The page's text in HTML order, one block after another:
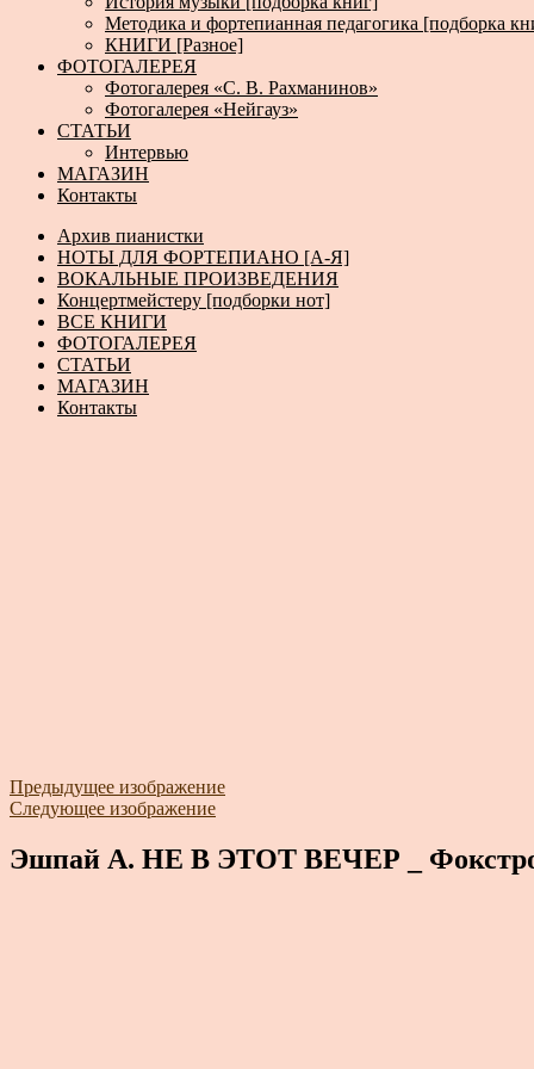
Методика и фортепианная педагогика [подборка
КНИГИ [Разное]
ФОТОГАЛЕРЕЯ
Фотогалерея «С. В. Рахманинов»
Фотогалерея «Нейгауз»
СТАТЬИ
Интервью
МАГАЗИН
Контакты
Архив пианистки
НОТЫ ДЛЯ ФОРТЕПИАНО [А-Я]
ВОКАЛЬНЫЕ ПРОИЗВЕДЕНИЯ
Концертмейстеру [подборки нот]
ВСЕ КНИГИ
ФОТОГАЛЕРЕЯ
СТАТЬИ
МАГАЗИН
Контакты
Предыдущее изображение
Следующее изображение
Эшпай А. НЕ В ЭТОТ ВЕЧЕР _